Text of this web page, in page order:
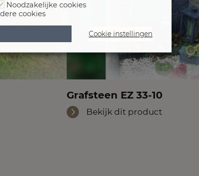
Grafsteen EZ 33-10
Bekijk dit product
Noodzakelijke cookies
cookies
Cookie instellingen